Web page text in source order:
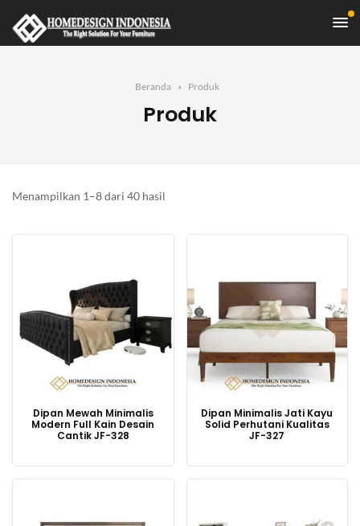
Beranda Produk
Produk
Menampilkan 1–8 dari 40 hasil
yang
Dipan Mewah Minimalis
Modern Full Kain Desain
Cantik JF-328
Dipan Minimalis Jati Kayu
Solid Perhutani Kualitas
JF-327